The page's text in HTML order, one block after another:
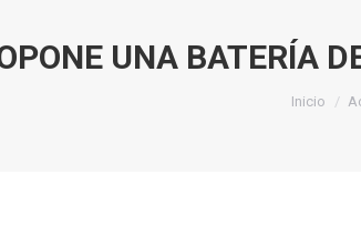
UNA BATERÍA
Estás
Inicio